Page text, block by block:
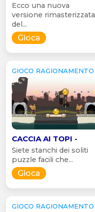
Ecco una nuova
versione rimasterizzata
del...
Gioca
GIOCO RAGIONAMENTO
CACCIA AI TOPI -
Siete stanchi dei soliti
puzzle facili che...
Gioca
GIOCO RAGIONAMENTO